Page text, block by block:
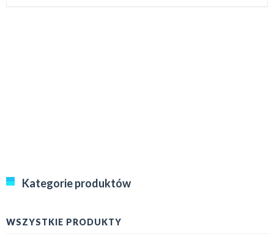
Kategorie produktów
WSZYSTKIE PRODUKTY